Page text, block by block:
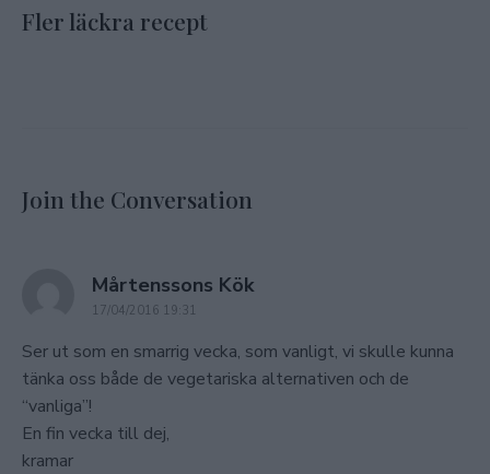
Fler läckra recept
Join the Conversation
Mårtenssons Köksays:
17/04/2016 19:31
Ser ut som en smarrig vecka, som vanligt, vi skulle kunna
tänka oss både de vegetariska alternativen och de
“vanliga”!
En fin vecka till dej,
kramar